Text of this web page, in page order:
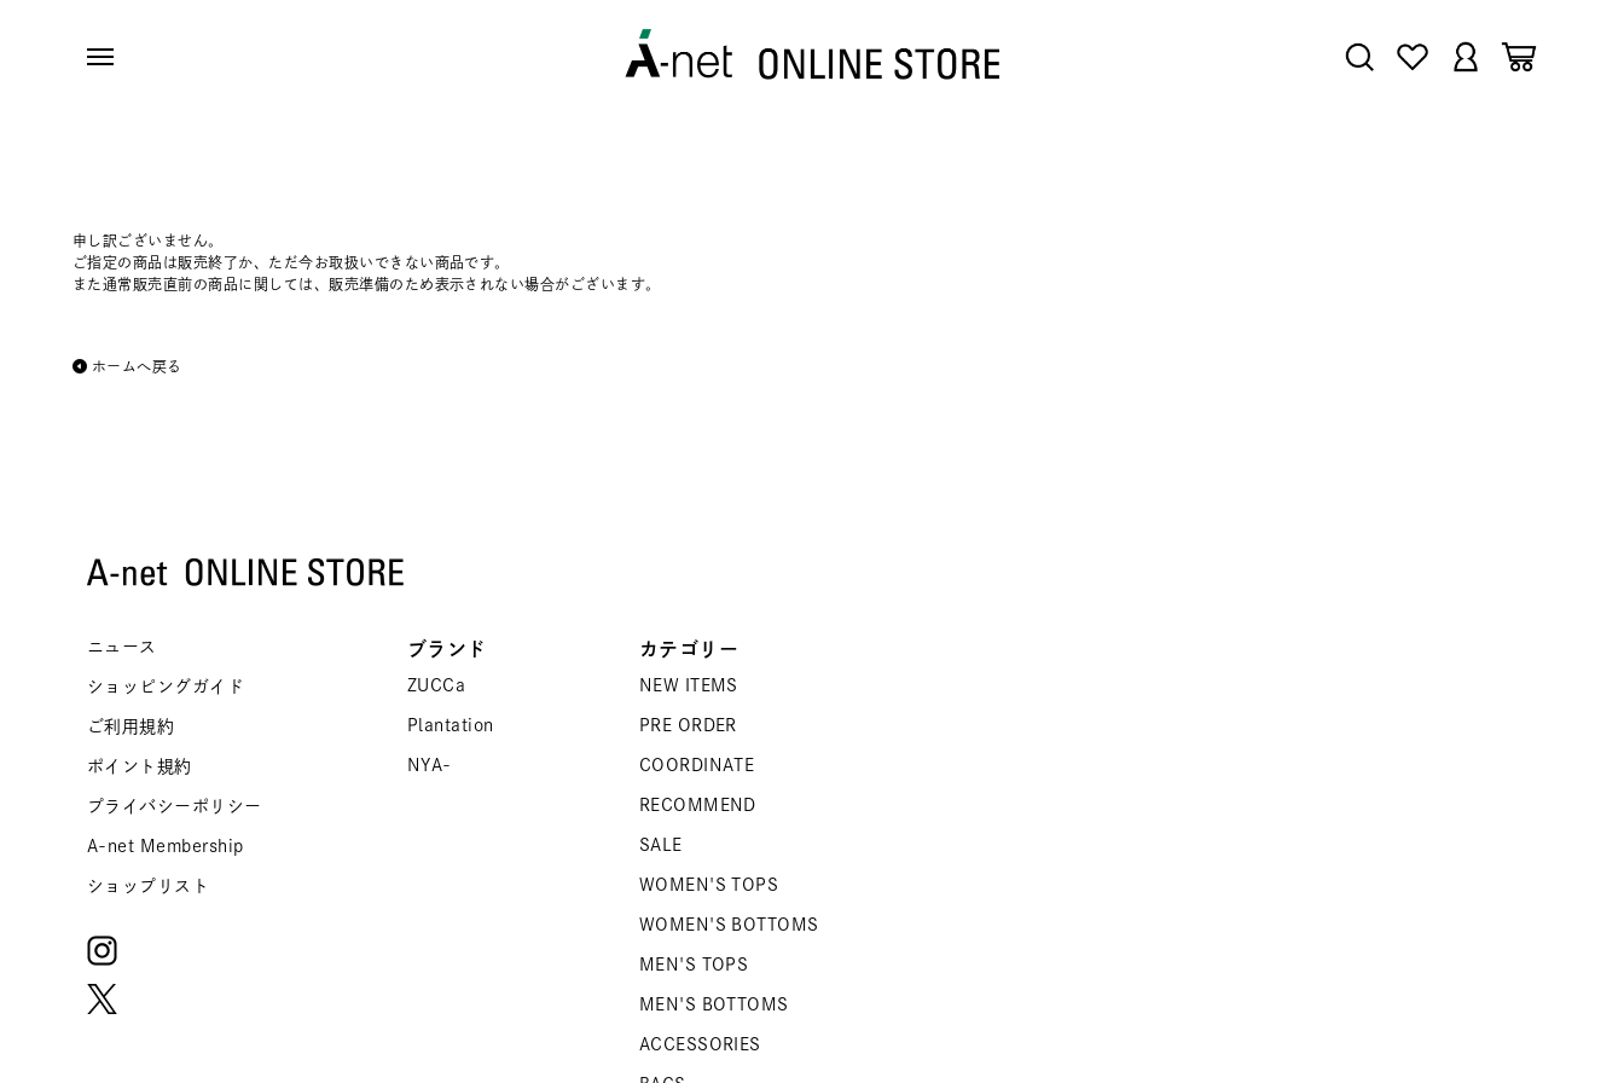
申し訳ございません。
ご指定の商品は販売終了か、ただ今お取扱いできない商品です。
また通常販売直前の商品に関しては、販売準備のため表示されない場合がございます。
ホームへ戻る
ニュース
ショッピングガイド
ご利用規約
ポイント規約
プライバシーポリシー
A-net Membership
ショップリスト
ブランド
ZUCCa
Plantation
NYA-
カテゴリー
NEW ITEMS
PRE ORDER
COORDINATE
RECOMMEND
SALE
WOMEN'S TOPS
WOMEN'S BOTTOMS
MEN'S TOPS
MEN'S BOTTOMS
ACCESSORIES